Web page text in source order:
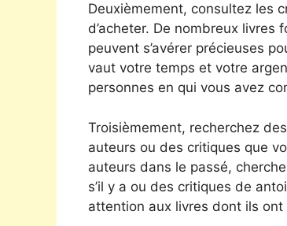
Deuxièmement, consultez les
d’acheter. De nombreux livres
peuvent s’avérer précieuses
vaut votre temps et votre
personnes en qui vous avez
Troisièmement, recherchez
auteurs ou des critiques que
auteurs dans le passé,
s’il y a ou des critiques de
attention aux livres dont ils ont